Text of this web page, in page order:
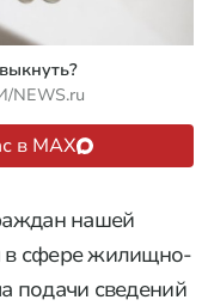
NEWS.ru
в MAX
нашей
в сфере жилищно-
подачи сведений